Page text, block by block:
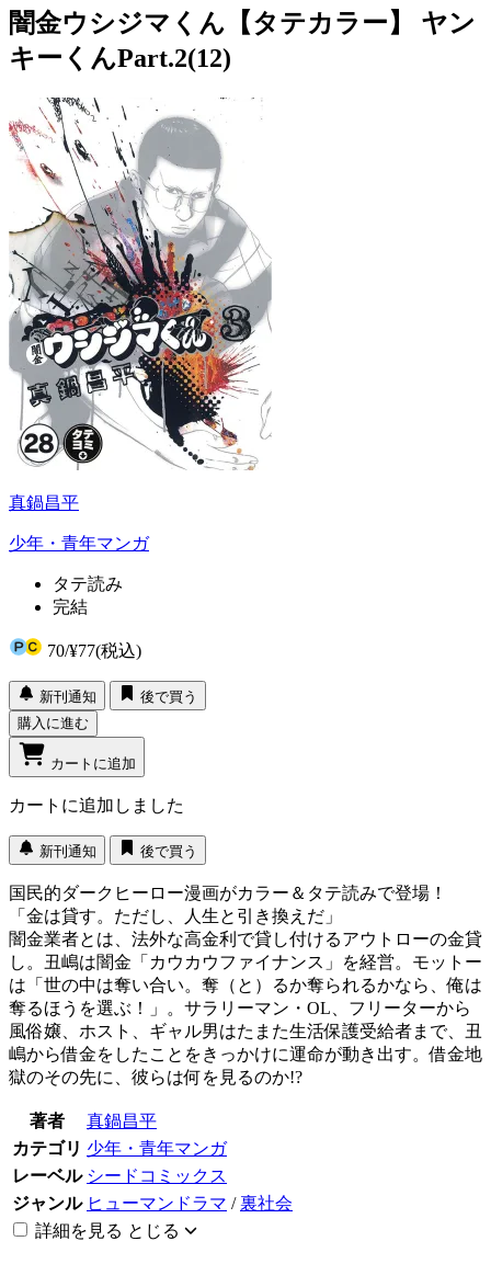
闇金ウシジマくん【タテカラー】 ヤン
キーくんPart.2(12)
真鍋昌平
少年・青年マンガ
タテ読み
完結
70/¥77(税込)
新刊通知
後で買う
購入に進む
カートに追加
カートに追加しました
新刊通知 後で買う
国民的ダークヒーロー漫画がカラー＆タテ読みで登場！
「金は貸す。ただし、人生と引き換えだ」
闇金業者とは、法外な高金利で貸し付けるアウトローの金貸
し。丑嶋は闇金「カウカウファイナンス」を経営。モットー
は「世の中は奪い合い。奪（と）るか奪られるかなら、俺は
奪るほうを選ぶ！」。サラリーマン・OL、フリーターから
風俗嬢、ホスト、ギャル男はたまた生活保護受給者まで、丑
嶋から借金をしたことをきっかけに運命が動き出す。借金地
獄のその先に、彼らは何を見るのか!?
著者
真鍋昌平
カテゴリ 少年・青年マンガ
レーベル シードコミックス
ジャンル ヒューマンドラマ /裏社会
詳細を見る とじる